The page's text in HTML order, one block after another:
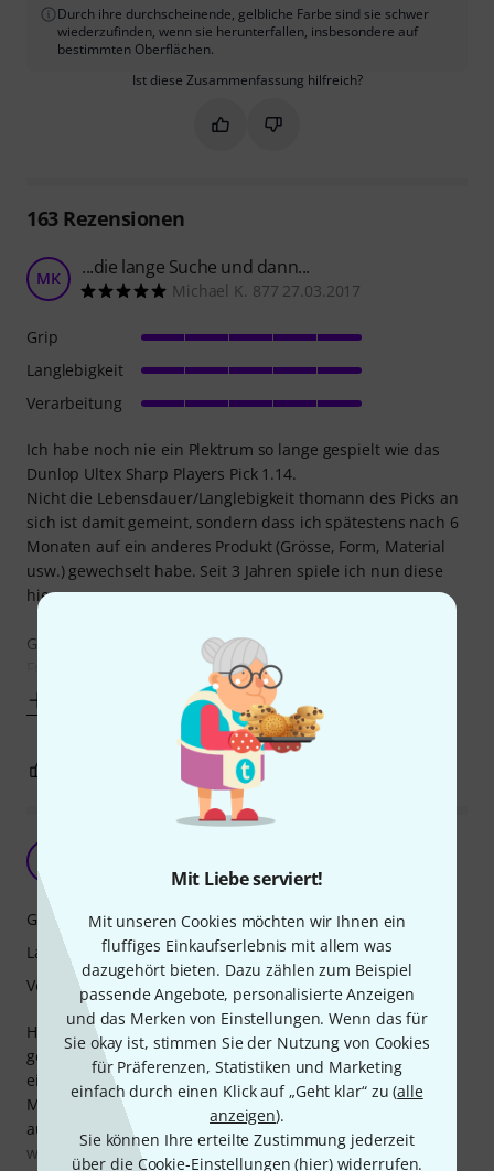
Mit Liebe serviert!
Mit unseren Cookies möchten wir Ihnen ein
fluffiges Einkaufserlebnis mit allem was
dazugehört bieten. Dazu zählen zum Beispiel
passende Angebote, personalisierte Anzeigen
und das Merken von Einstellungen. Wenn das für
Sie okay ist, stimmen Sie der Nutzung von Cookies
für Präferenzen, Statistiken und Marketing
einfach durch einen Klick auf „Geht klar“ zu (alle
anzeigen).
Sie können Ihre erteilte Zustimmung jederzeit
über die Cookie-Einstellungen (hier) widerrufen.
Durch ihre durchscheinende, gelbliche Farbe sind sie schwer
wiederzufinden, wenn sie herunterfallen, insbesondere auf
bestimmten Oberflächen.
Ist diese Zusammenfassung hilfreich?
Markieren Sie diese
Markieren Sie diese
163Rezensionen
MK ...die lange Suche und dann...
Michael K. 877 27.03.2017
Ich habe noch nie ein Plektrum so lange gespielt wie das
Dunlop Ultex Sharp Players Pick 1.14.
Nicht die Lebensdauer/Langlebigkeit thomann des Picks an
sich ist damit gemeint, sondern dass ich spätestens nach 6
Monaten auf ein anderes Produkt (Grösse, Form, Material
usw.) gewechselt habe. Seit 3 Jahren spiele ich nun diese
hier.
Grip:
Grip
Langlebigkeit
Verarbeitung
BEWERTUNG MELDEN
ukehenrik 13.12.2021
Habe jetzt fast ein Jahr nach dem richtigen Plektrum
gesucht bis mir Dieses hier empfohlen wurde. Erstens
eignet sich dieses perfekt für die von mir gespielten
Musikrichtungen(Blues,Funk und Jazz). Zweitens liegt es
auch bei etwas größeren Händen perfekt in der Hand auch
wenn diese mal ein bisschen schwitzig sind. Und Drittens
Grip
Langlebigkeit
Verarbeitung